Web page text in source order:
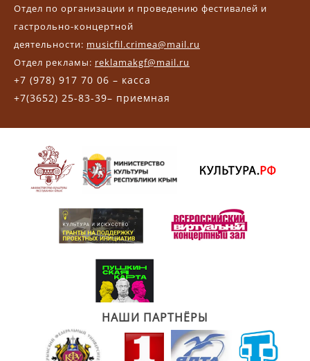
Отдел по организации и проведению фестивалей и
гастрольно-концертной
деятельности: musicfil.crimea@mail.ru
Отдел рекламы: reklamakgf@mail.ru
+7 (978) 917 70 06 – касса
+7(3652) 25-83-39– приемная
НАШИ ПАРТНЁРЫ